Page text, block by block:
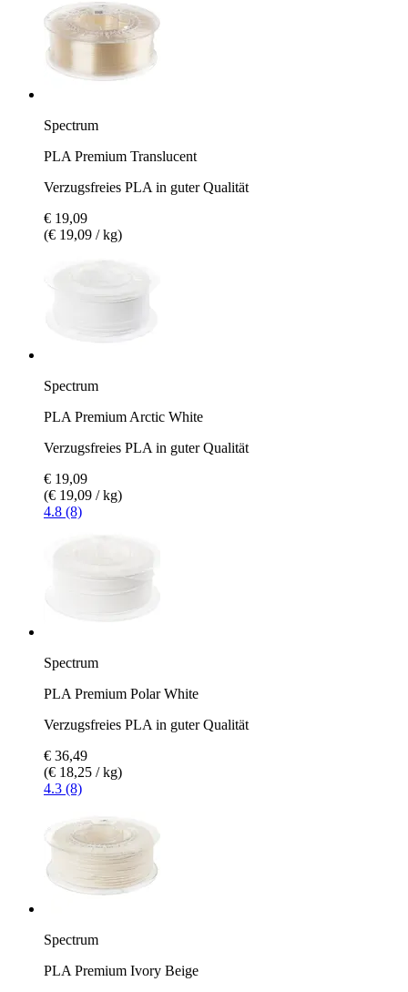
Spectrum
PLA Premium Translucent
Verzugsfreies PLA in guter Qualität
€ 19,09
(€ 19,09 / kg)
Spectrum
PLA Premium Arctic White
Verzugsfreies PLA in guter Qualität
€ 19,09
(€ 19,09 / kg)
4.8 (8)
Spectrum
PLA Premium Polar White
Verzugsfreies PLA in guter Qualität
€ 36,49
(€ 18,25 / kg)
4.3 (8)
Spectrum
PLA Premium Ivory Beige